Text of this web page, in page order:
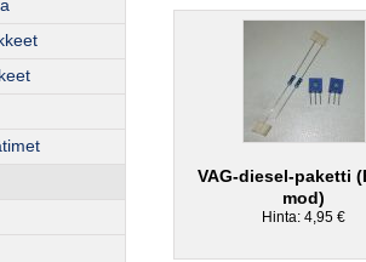
VAG-diesel-paketti
mod)
Hinta: 4,95 €